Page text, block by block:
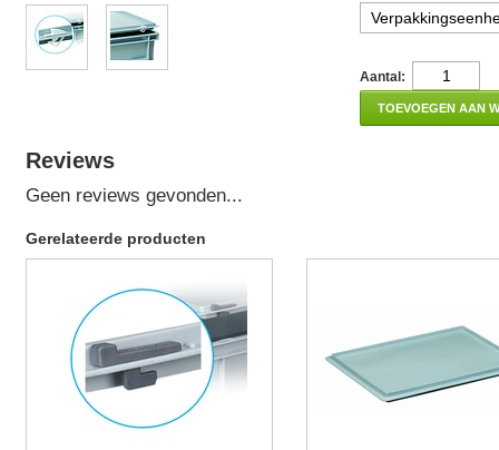
Aantal:
TOEVOEGEN AAN
Reviews
Geen reviews gevonden...
Gerelateerde producten